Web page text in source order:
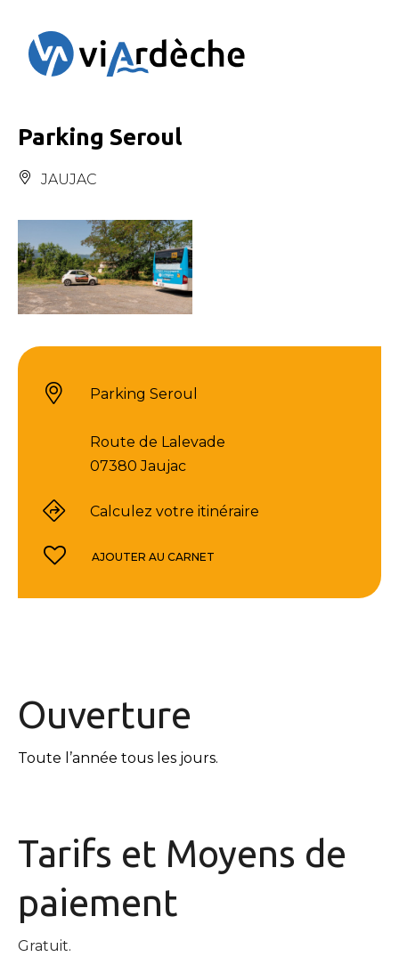
Parking Seroul
JAUJAC
Ouverture
Toute l’année tous les jours.
Tarifs et Moyens de
paiement
Gratuit.
Parking Seroul
Route de Lalevade
07380 Jaujac
Calculez votre itinéraire
AJOUTER AU CARNET